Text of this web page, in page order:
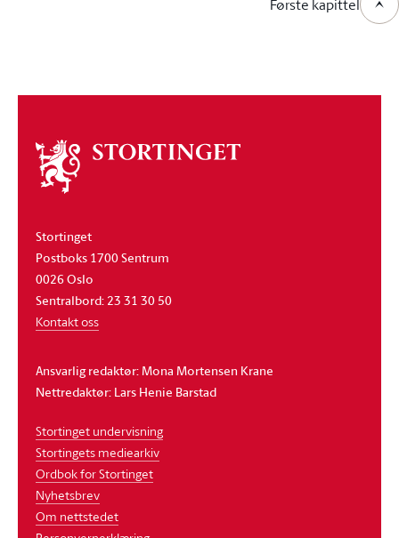
Første kapittel
Om
stortinget
Stortinget
Postboks 1700 Sentrum
0026 Oslo
Sentralbord: 23 31 30 50
Kontakt oss
Ansvarlig redaktør: Mona Mortensen Krane
Nettredaktør: Lars Henie Barstad
Stortinget undervisning
Stortingets mediearkiv
Ordbok for Stortinget
Nyhetsbrev
Om nettstedet